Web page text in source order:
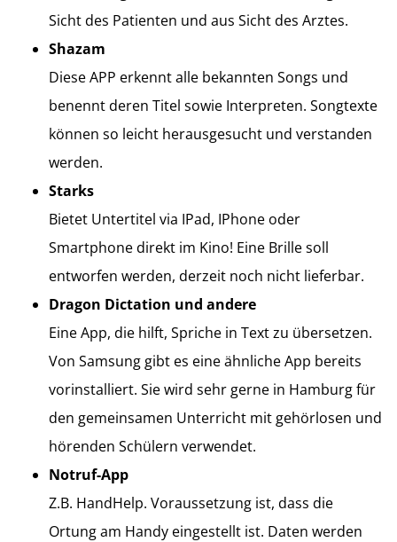
Sicht des Patienten und aus Sicht des Arztes.
Shazam
Diese APP erkennt alle bekannten Songs und
benennt deren Titel sowie Interpreten. Songtexte
können so leicht herausgesucht und verstanden
werden.
Starks
Bietet Untertitel via IPad, IPhone oder
Smartphone direkt im Kino! Eine Brille soll
entworfen werden, derzeit noch nicht lieferbar.
Dragon Dictation und andere
Eine App, die hilft, Spriche in Text zu übersetzen.
Von Samsung gibt es eine ähnliche App bereits
vorinstalliert. Sie wird sehr gerne in Hamburg für
den gemeinsamen Unterricht mit gehörlosen und
hörenden Schülern verwendet.
Notruf-App
Z.B. HandHelp. Voraussetzung ist, dass die
Ortung am Handy eingestellt ist. Daten werden